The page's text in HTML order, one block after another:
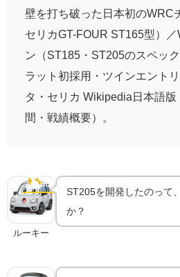
壁を打ち破った日本初のWRC
セリカGT-FOUR ST165型）
ン（ST185・ST205のスペッ
ラット初採用・ツインエント
タ・セリカ Wikipedia日本語版
間・戦績概要）。
👨‍🔧開発秘話
ルーキー
ST205を開発したのって
か？